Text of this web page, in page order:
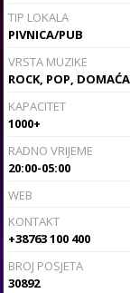
TIP LOKALA
PIVNICA/PUB
VRSTA MUZIKE
ROCK, POP,
KAPACITET
1000+
RADNO VRIJEME
20:00-05:00
WEB
KONTAKT
+38763 100 400
BROJ POSJETA
30892